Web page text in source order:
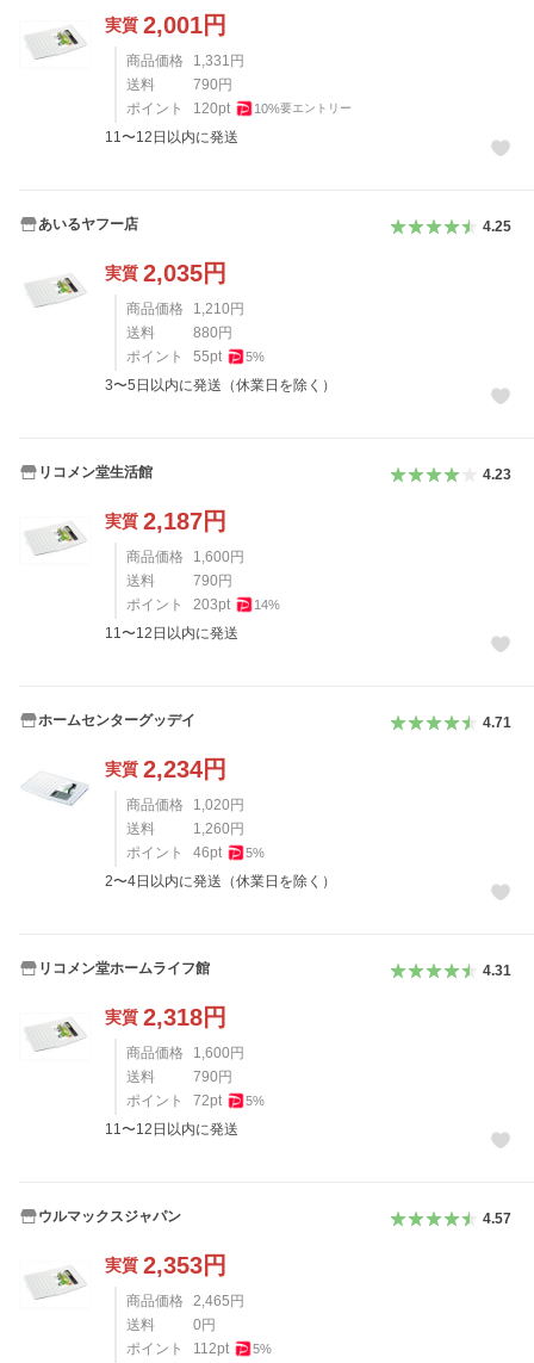
実質 2,001円
商品価格 1,331 円
送料
790 円
ポイント
120pt 10%要エントリー
11〜12日以内に発送
あいるヤフー店 4.25
実質 2,035円
商品価格 1,210 円
送料
880 円
ポイント
55pt 5%
3〜5日以内に発送（休業日を除く）
リコメン堂生活館 4.23
実質 2,187円
商品価格 1,600 円
送料
790 円
ポイント
203pt 14%
11〜12日以内に発送
ホームセンターグッデイ 4.71
実質 2,234円
商品価格 1,020 円
送料
1,260 円
ポイント
46pt 5%
2〜4日以内に発送（休業日を除く）
リコメン堂ホームライフ館 4.31
実質 2,318円
商品価格 1,600 円
送料
790 円
ポイント
72pt 5%
11〜12日以内に発送
ウルマックスジャパン 4.57
実質 2,353円
商品価格 2,465 円
送料
0 円
ポイント
112pt 5%